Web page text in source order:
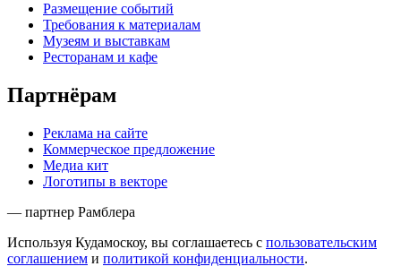
Размещение событий
Требования к материалам
Музеям и выставкам
Ресторанам и кафе
Партнёрам
Реклама на сайте
Коммерческое предложение
Медиа кит
Логотипы в векторе
— партнер Рамблера
Используя Кудамоскоу, вы соглашаетесь с пользовательским
соглашением и политикой конфиденциальности.